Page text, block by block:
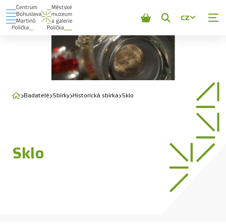
Zobrazit
vyhledávání
CZ
Badatelé Sbírky Historická sbírka Sklo
Sklo